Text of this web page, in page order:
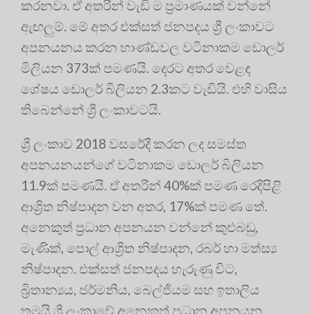
කරනවා. ඒ අතරින් වැඩි ම ප්‍රමාණයක් වන්නේ
ඇඟලුම්. මේ අතර එක්සත් ජනපදය ශ්‍රී ලංකාවට
අපනයනය කරන භාණ්ඩවල වටිනාකම ඩොලර්
මිලියන 373ක් පමණයි. දෙරට අතර වෙළඳ
ශේෂය ඩොලර් බිලියන 2.3කට වැඩියි. එහි වාසිය
තිබෙන්නේ ශ්‍රී ලංකාවටයි.
ශ්‍රී ලංකාව 2018 වසරේදී කරන ලද සමස්ත
අපනයනයන්ගේ වටිනාකම ඩොලර් බිලියන
11.9ක් පමණයි. ඒ අතරින් 40%ක් පමණ රෙදිපිළි
ආශ්‍රිත නිෂ්පාදන වන අතර, 17%ක් පමණ තේ.
අනෙකුත් ප්‍රධාන අපනයන වන්නේ කුළුබඩු,
මැණික්, පොල් ආශ්‍රිත නිෂ්පාදන, රබර් හා මත්ස්‍ය
නිෂ්පාදන. එක්සත් ජනපදය හැරුණු විට,
බ්‍රිතාන්‍යය, ජර්මනිය, බෙල්ජියම සහ ඉතාලිය
තමයි ශ්‍රී ලංකාවේ අනෙකුත් ප්‍රධාන අපනයන